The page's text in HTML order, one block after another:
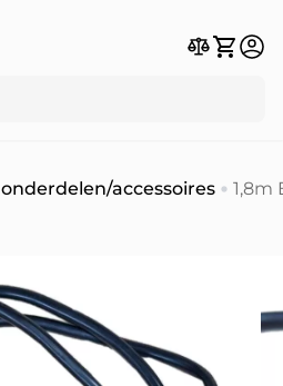
onderdelen/accessoires
1,8m